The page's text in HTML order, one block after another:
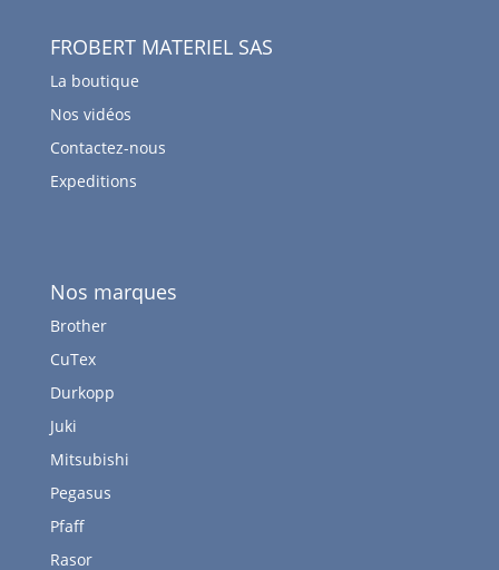
FROBERT MATERIEL SAS
La boutique
Nos vidéos
Contactez-nous
Expeditions
Nos marques
Brother
CuTex
Durkopp
Juki
Mitsubishi
Pegasus
Pfaff
Rasor